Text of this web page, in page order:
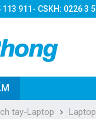
911- CSKH: 0226 3
tay-Laptop